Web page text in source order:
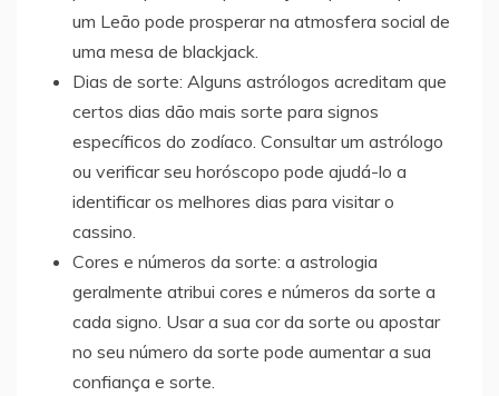
um Leão pode prosperar na atmosfera social de
uma mesa de blackjack.
Dias de sorte: Alguns astrólogos acreditam que
certos dias dão mais sorte para signos
específicos do zodíaco. Consultar um astrólogo
ou verificar seu horóscopo pode ajudá-lo a
identificar os melhores dias para visitar o
cassino.
Cores e números da sorte: a astrologia
geralmente atribui cores e números da sorte a
cada signo. Usar a sua cor da sorte ou apostar
no seu número da sorte pode aumentar a sua
confiança e sorte.